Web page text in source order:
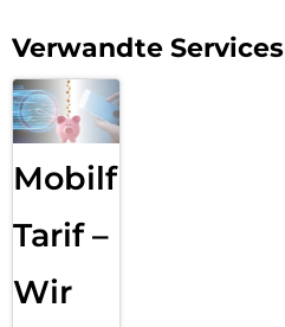
Verwandte Services
Mobilfunk
Tarif –
Wir